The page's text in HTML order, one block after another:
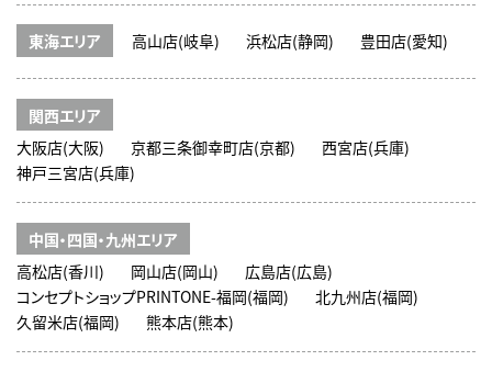
東海エリア 高山店(岐阜) 浜松店(静岡) 豊田店(愛知)
関西エリア
大阪店(大阪)
京都三条御幸町店(京都)
西宮店(兵庫)
神戸三宮店(兵庫)
中国・四国・九州エリア
高松店(香川)
岡山店(岡山)
広島店(広島)
コンセプトショップPRINTONE-福岡(福岡)
北九州店(福岡)
久留米店(福岡)
熊本店(熊本)